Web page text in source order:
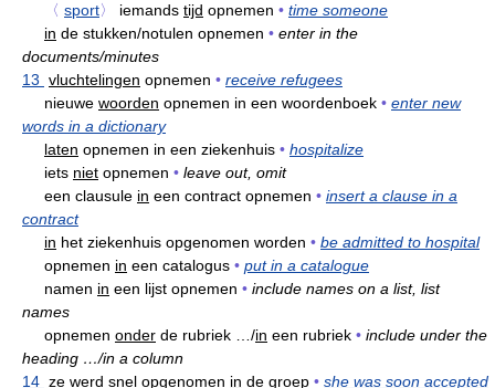
〈 sport〉 iemands tijd opnemen • time someone
in de stukken/notulen opnemen • enter in the
documents/minutes
13 vluchtelingen opnemen • receive refugees
nieuwe woorden opnemen in een woordenboek • enter new
words in a dictionary
laten opnemen in een ziekenhuis • hospitalize
iets niet opnemen • leave out, omit
een clausule in een contract opnemen • insert a clause in a
contract
in het ziekenhuis opgenomen worden • be admitted to hospital
opnemen in een catalogus • put in a catalogue
namen in een lijst opnemen • include names on a list, list
names
opnemen onder de rubriek …/in een rubriek • include under the
heading …/in a column
14 ze werd snel opgenomen in de groep • she was soon accepted